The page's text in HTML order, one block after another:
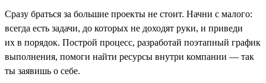
Сразу браться за большие проекты не стоит. Начни с малого:
всегда есть задачи, до которых не доходят руки, и приведи
их в порядок. Построй процесс, разработай поэтапный график
выполнения, помоги найти ресурсы внутри компании — так
ты заявишь о себе.